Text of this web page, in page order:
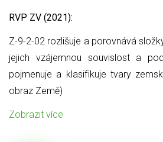
RVP ZV (2021):
Z-9-2-02 rozlišuje a porovnává
jejich vzájemnou souvislost a
pojmenuje a klasifikuje tvary
obraz Země)
Zobrazit více